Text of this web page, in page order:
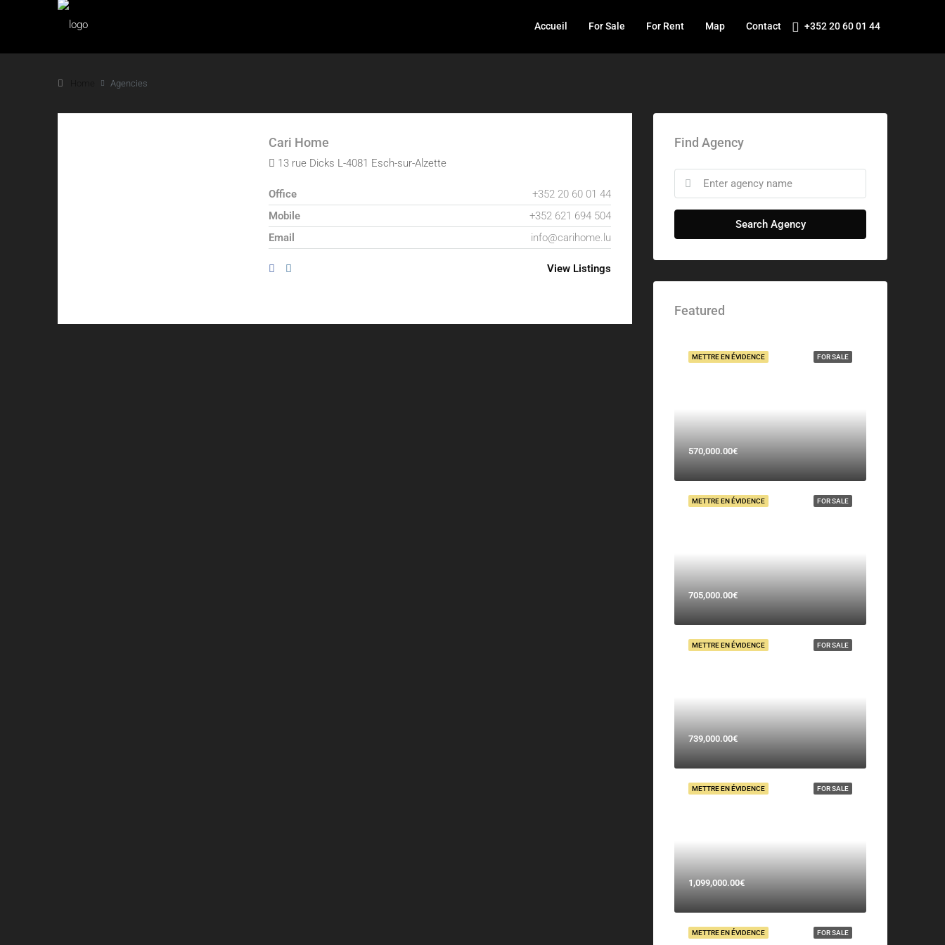
Accueil For Sale For Rent Map Contact +352 20 60 01 44
Agencies
Cari Home
13 rue Dicks L-4081 Esch-sur-Alzette
Office
+352 20 60 01 44
Mobile
+352 621 694 504
Email
info@carihome.lu
View Listings
Find Agency
Search Agency
Featured
FOR SALE
METTRE EN ÉVIDENCE
570,000.00€
FOR SALE
METTRE EN ÉVIDENCE
705,000.00€
FOR SALE
METTRE EN ÉVIDENCE
739,000.00€
FOR SALE
METTRE EN ÉVIDENCE
1,099,000.00€
FOR SALE
METTRE EN ÉVIDENCE